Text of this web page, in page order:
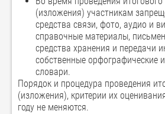
(изложения) участникам
средства связи, фото, аудио и
справочные материалы,
средства хранения и передачи
собственные орфографические
словари.
Порядок и процедура проведения
(изложения), критерии их
году не меняются.